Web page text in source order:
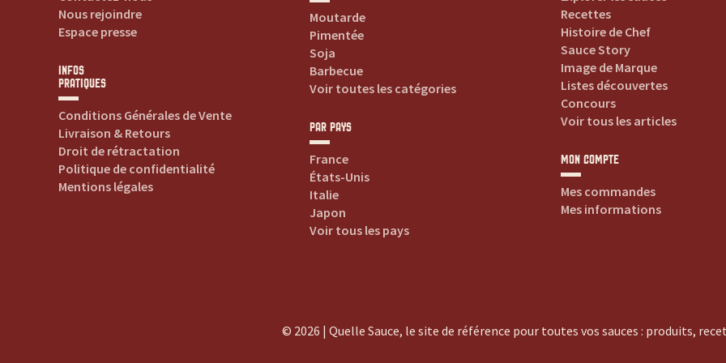
c
p
o
u
Nous rejoindre
Espace presse
INFOS
PRATIQUES
Conditions Générales de Vente
Livraison & Retours
Droit de rétractation
Politique de confidentialité
Mentions légales
Moutarde
Pimentée
Soja
Barbecue
Voir toutes les catégories
PAR PAYS
France
États-Unis
Italie
Japon
Voir tous les pays
Recettes
Histoire de Chef
Sauce Story
Image de Marque
Listes découvertes
Concours
Voir tous les articles
MON COMPTE
Mes commandes
Mes informations
© 2026 | Quelle Sauce, le site de référence pour toutes vos sauces : produits,